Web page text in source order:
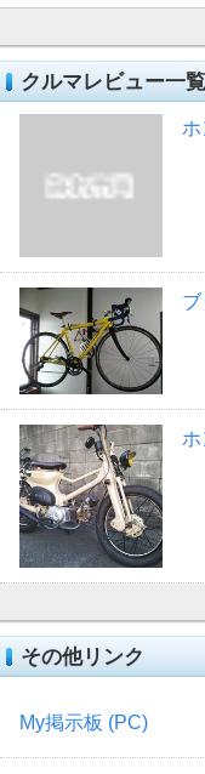
クルマレビュー一覧
その他リンク
My掲示板 (PC)